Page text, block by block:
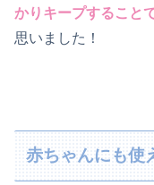
かりキープすること
思いました！
赤ちゃんにも使